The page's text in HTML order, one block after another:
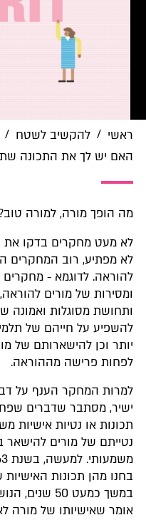
ראשי / להקשיב לשטח /
האם יש לך את התכונה
מה הופך מורה, למורה
לא מעט מחקרים בדקו את
לא מפתיע, רוב המחקרים
להוראה. לדוגמא -
ומסירות של מורים
ותחושת מסוגלות ואמונה
להשפיע על חייהם של
יותר וכן להישארותם של
לפחות פרישה מההוראה.
למרות המחקר הענף על
ישיר, מסתבר שדברים
תכונות או נטיות אישיות
נטייתם של מורים
בחנו מהן תכונות האישיות
במשך כמעט
אומר שאישיותו של מורה